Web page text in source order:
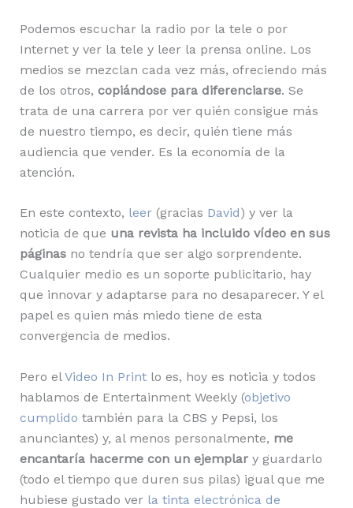
Podemos escuchar la radio por la tele o por
Internet y ver la tele y leer la prensa online. Los
medios se mezclan cada vez más, ofreciendo más
de los otros, copiándose para diferenciarse. Se
trata de una carrera por ver quién consigue más
de nuestro tiempo, es decir, quién tiene más
audiencia que vender. Es la economía de la
atención.
En este contexto, leer(gracias David) y ver la
noticia de que una revista ha incluido vídeo en sus
páginasno tendría que ser algo sorprendente.
Cualquier medio es un soporte publicitario, hay
que innovar y adaptarse para no desaparecer. Y el
papel es quien más miedo tiene de esta
convergencia de medios.
Pero el Video In Printlo es, hoy es noticia y todos
hablamos de Entertainment Weekly (objetivo
cumplido también para la CBS y Pepsi, los
anunciantes) y, al menos personalmente, me
encantaría hacerme con un ejemplary guardarlo
(todo el tiempo que duren sus pilas) igual que me
hubiese gustado ver la tinta electrónica de